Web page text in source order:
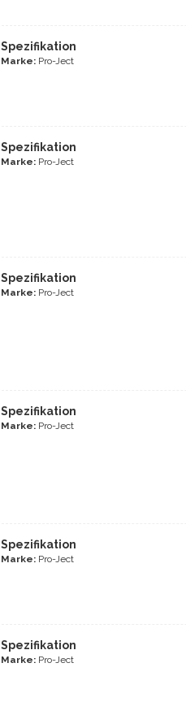
Spezifikation
Marke: Pro-Ject
Spezifikation
Marke: Pro-Ject
Spezifikation
Marke: Pro-Ject
Spezifikation
Marke: Pro-Ject
Spezifikation
Marke: Pro-Ject
Spezifikation
Marke: Pro-Ject